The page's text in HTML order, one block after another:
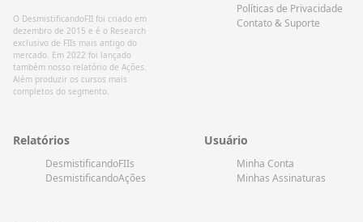
O DesmistificandoFII foi criado em
dezembro de 2015 e é o Research
exclusivo de FIIs mais antigo do
mercado. Em 2022 foi lançado
também nosso relatório de Ações.
Além produzir os cursos mais
completos do segmento.
Políticas de Privacidade
Contato & Suporte
Relatórios
DesmistificandoFIIs
DesmistificandoAções
Usuário
Minha Conta
Minhas Assinaturas